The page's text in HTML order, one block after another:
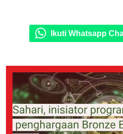
Ikuti Whatsapp